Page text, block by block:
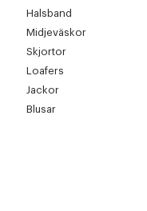
Halsband
Midjeväskor
Skjortor
Loafers
Jackor
Blusar